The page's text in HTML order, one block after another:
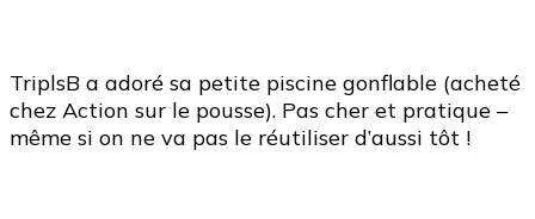
TriplsB a adoré sa petite piscine gonflable (acheté
chez Action sur le pousse). Pas cher et pratique –
même si on ne va pas le réutiliser d’aussi tôt !